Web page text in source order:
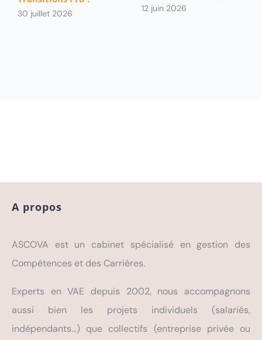
30 juillet 2026 12 juin 2026
A propos
ASCOVA est un cabinet spécialisé en gestion des
Compétences et des Carrières.
Experts en VAE depuis 2002, nous accompagnons
aussi bien les projets individuels (salariés,
indépendants…) que collectifs (entreprise privée ou